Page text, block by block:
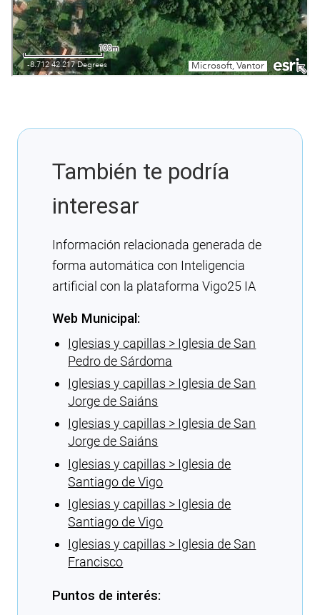
También te podría
interesar
Información relacionada generada de
forma automática con Inteligencia
artificial con la plataforma Vigo25 IA
Web Municipal:
Iglesias y capillas > Iglesia de San
Pedro de Sárdoma
Iglesias y capillas > Iglesia de San
Jorge de Saiáns
Iglesias y capillas > Iglesia de San
Jorge de Saiáns
Iglesias y capillas > Iglesia de
Santiago de Vigo
Iglesias y capillas > Iglesia de
Santiago de Vigo
Iglesias y capillas > Iglesia de San
Francisco
Puntos de interés: